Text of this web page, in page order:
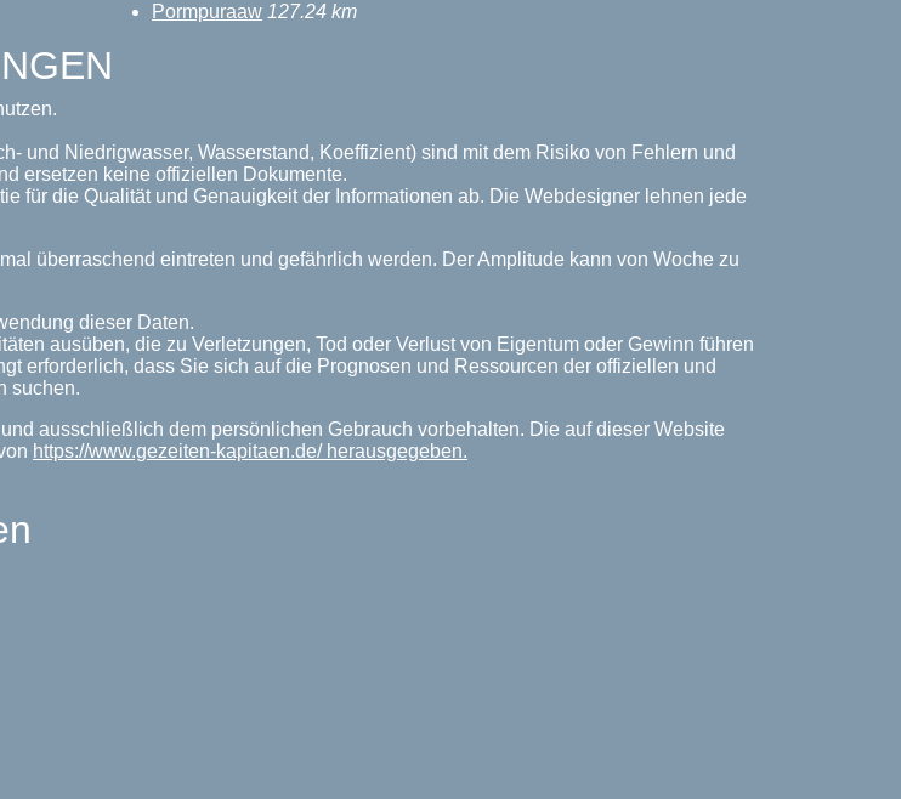
Pormpuraaw 127.24 km
und Niedrigwasser, Wasserstand, Koeffizient) sind mit dem Risiko von Fehlern und
ersetzen keine offiziellen Dokumente.
für die Qualität und Genauigkeit der Informationen ab. Die Webdesigner lehnen jede
überraschend eintreten und gefährlich werden. Der Amplitude kann von Woche zu
dieser Daten.
ausüben, die zu Verletzungen, Tod oder Verlust von Eigentum oder Gewinn führen
erforderlich, dass Sie sich auf die Prognosen und Ressourcen der offiziellen und
suchen.
ausschließlich dem persönlichen Gebrauch vorbehalten. Die auf dieser Website
https://www.gezeiten-kapitaen.de/ herausgegeben.